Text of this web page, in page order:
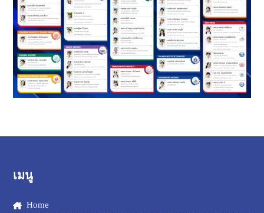
เมนู
Home